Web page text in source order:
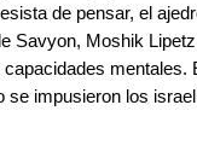
de pensar, el
Savyon, Moshik
mentales.
impusieron los